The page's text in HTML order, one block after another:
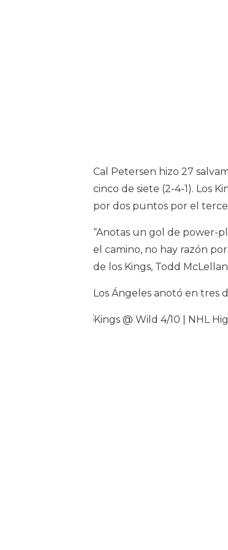
Cal Petersen hizo 27
cinco de siete (2-4-1). Los
por dos puntos por el
“Anotas un gol de power-
el camino, no hay razón
de los Kings, Todd
Los Ángeles anotó en tres